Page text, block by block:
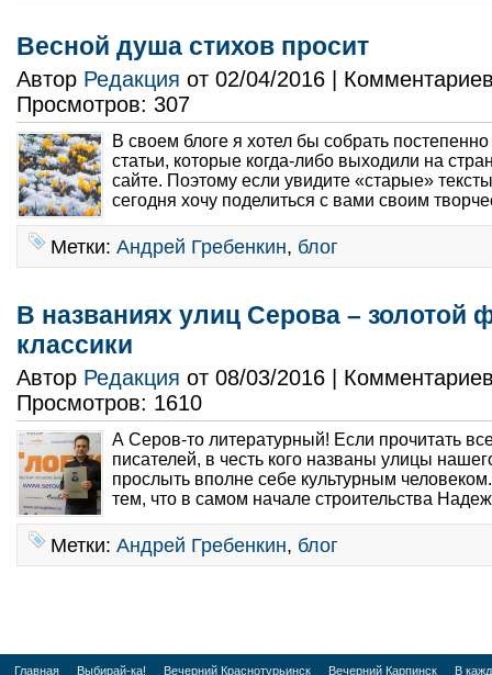
Весной душа стихов просит
Автор Редакция от 02/04/2016 |
Просмотров: 307
В своем блоге я хотел бы собрать
статьи, которые когда-либо выходили на
сайте. Поэтому если увидите «старые»
сегодня хочу поделиться с вами своим
Метки: Андрей Гребенкин, блог
В названиях улиц Серова – золотой
классики
Автор Редакция от 08/03/2016 |
Просмотров: 1610
А Серов-то литературный! Если прочитать
писателей, в честь кого названы улицы
прослыть вполне себе культурным
тем, что в самом начале строительства
Метки: Андрей Гребенкин, блог
Главная Выбирай-ка! Вечерний Краснотурьинск Вечерний Карпинск В